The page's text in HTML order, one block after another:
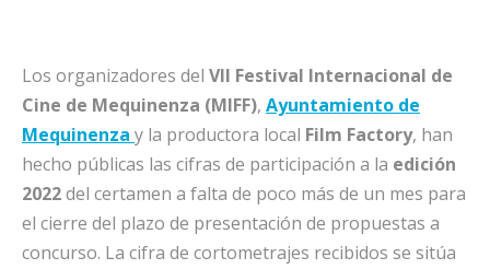
Los organizadores del VII Festival Internacional de
Cine de Mequinenza (MIFF), Ayuntamiento de
Mequinenza y la productora local Film Factory, han
hecho públicas las cifras de participación a la edición
2022del certamen a falta de poco más de un mes para
el cierre del plazo de presentación de propuestas a
concurso. La cifra de cortometrajes recibidos se sitúa